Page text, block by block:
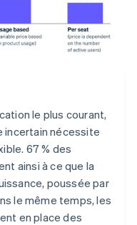
le plus courant,
incertain nécessite
67 % des
ainsi à ce que la
poussée par
le même temps, les
en place des